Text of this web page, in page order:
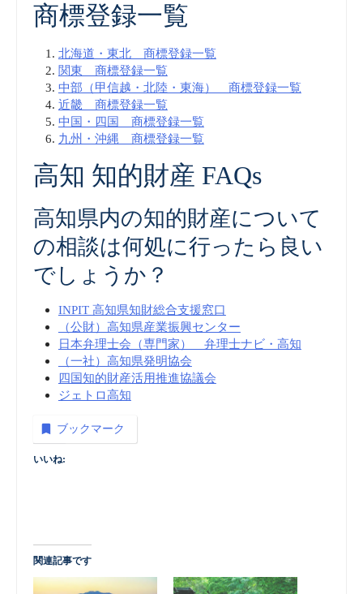
商標登録一覧
北海道・東北 商標登録一覧
関東 商標登録一覧
中部（甲信越・北陸・東海） 商標登録一覧
近畿 商標登録一覧
中国・四国 商標登録一覧
九州・沖縄 商標登録一覧
高知 知的財産 FAQs
高知県内の知的財産について
の相談は何処に行ったら良い
でしょうか？
INPIT 高知県知財総合支援窓口
（公財）高知県産業振興センター
日本弁理士会（専門家） 弁理士ナビ・高知
（一社）高知県発明協会
四国知的財産活用推進協議会
ジェトロ高知
ブックマーク
いいね:
関連記事です